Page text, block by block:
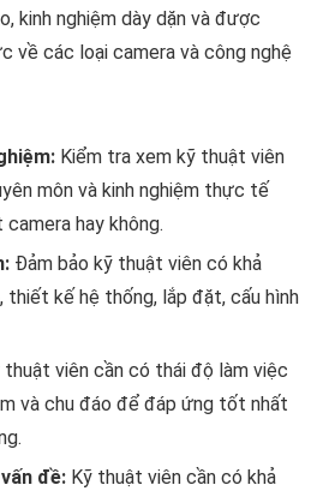
kinh nghiệm dày dặn và được
về các loại camera và công nghệ
Kiểm tra xem kỹ thuật viên
môn và kinh nghiệm thực tế
hay không.
Đảm bảo kỹ thuật viên có khả
thiết kế hệ thống, lắp đặt, cấu hình
thuật viên cần có thái độ làm việc
và chu đáo để đáp ứng tốt nhất
đề: Kỹ thuật viên cần có khả